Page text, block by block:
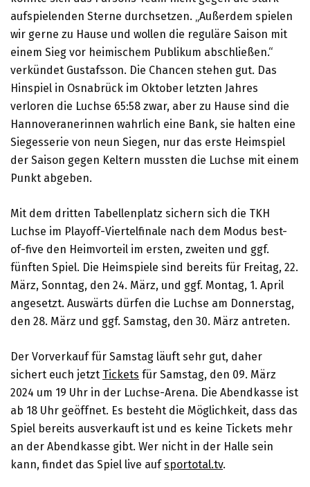
aufspielenden Sterne durchsetzen. „Außerdem spielen
wir gerne zu Hause und wollen die reguläre Saison mit
einem Sieg vor heimischem Publikum abschließen.“
verkündet Gustafsson. Die Chancen stehen gut. Das
Hinspiel in Osnabrück im Oktober letzten Jahres
verloren die Luchse 65:58 zwar, aber zu Hause sind die
Hannoveranerinnen wahrlich eine Bank, sie halten eine
Siegesserie von neun Siegen, nur das erste Heimspiel
der Saison gegen Keltern mussten die Luchse mit einem
Punkt abgeben.
Mit dem dritten Tabellenplatz sichern sich die TKH
Luchse im Playoff-Viertelfinale nach dem Modus best-
of-five den Heimvorteil im ersten, zweiten und ggf.
fünften Spiel. Die Heimspiele sind bereits für Freitag, 22.
März, Sonntag, den 24. März, und ggf. Montag, 1. April
angesetzt. Auswärts dürfen die Luchse am Donnerstag,
den 28. März und ggf. Samstag, den 30. März antreten.
Der Vorverkauf für Samstag läuft sehr gut, daher
sichert euch jetzt Tickets für Samstag, den 09. März
2024 um 19 Uhr in der Luchse-Arena. Die Abendkasse ist
ab 18 Uhr geöffnet. Es besteht die Möglichkeit, dass das
Spiel bereits ausverkauft ist und es keine Tickets mehr
an der Abendkasse gibt. Wer nicht in der Halle sein
kann, findet das Spiel live aufsportotal.tv.